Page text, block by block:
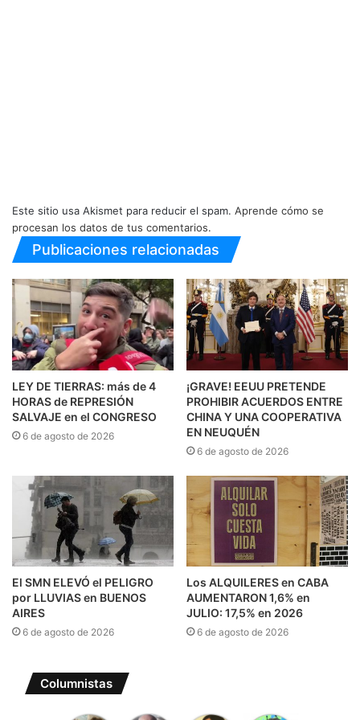
Este sitio usa Akismet para reducir el spam. Aprende cómo se
procesan los datos de tus comentarios.
Publicaciones relacionadas
LEY DE TIERRAS: más de 4
HORAS de REPRESIÓN
SALVAJE en el CONGRESO
6 de agosto de 2026
¡GRAVE! EEUU PRETENDE
PROHIBIR ACUERDOS ENTRE
CHINA Y UNA COOPERATIVA
EN NEUQUÉN
6 de agosto de 2026
El SMN ELEVÓ el PELIGRO
por LLUVIAS en BUENOS
AIRES
6 de agosto de 2026
Los ALQUILERES en CABA
AUMENTARON 1,6% en
JULIO: 17,5% en 2026
6 de agosto de 2026
Columnistas